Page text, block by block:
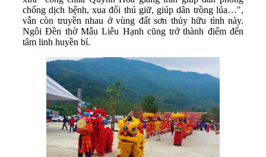
chống dịch bệnh, xua đổi thú giữ, giúp dân trồng lúa…",
vẫn còn truyền nhau ở vùng đất sơn thủy hữu tình này.
Ngôi Đền thờ Mẫu Liễu Hạnh cũng trở thành điểm đến
tâm linh huyền bí.